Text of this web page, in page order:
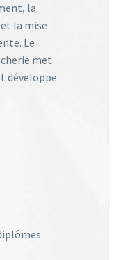
la
la mise
Le
met
développe